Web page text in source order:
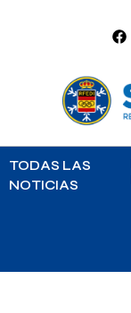
TODAS LAS
NOTICIAS